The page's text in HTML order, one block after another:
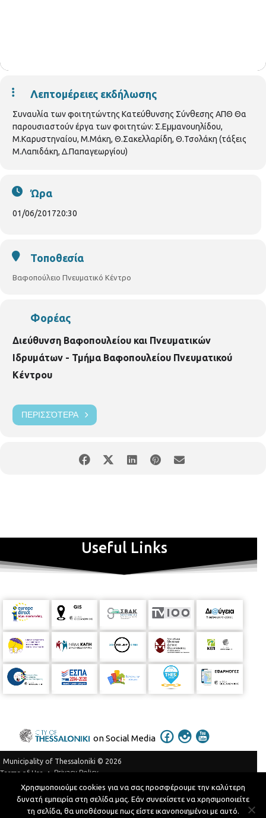
Λεπτομέρειες εκδήλωσης
Συναυλία των φοιτητώντης Κατεύθυνσης Σύνθεσης ΑΠΘ Θα
παρουσιαστούν έργα των φοιτητών: Σ.Εμμανουηλίδου,
Μ.Καρυστηναίου, Μ.Μάκη, Θ.Σακελλαρίδη, Θ.Τσολάκη (τάξεις
Μ.Λαπιδάκη, Δ.Παπαγεωργίου)
Ώρα
01/06/201720:30
Τοποθεσία
Βαφοπούλειο Πνευματικό Κέντρο
Φορέας
Διεύθυνση Βαφοπουλείου και Πνευματικών
Ιδρυμάτων - Τμήμα Βαφοπουλείου Πνευματικού
Κέντρου
ΠΕΡΙΣΣΌΤΕΡΑ
Useful Links
on Social Media
Municipality of Thessaloniki © 2026
Terms of Use
Privacy Policy
Telephone Catalog
Developed byMyCompany Projects
Χρησιμοποιούμε cookies για να σας προσφέρουμε την καλύτερη
δυνατή εμπειρία στη σελίδα μας. Εάν συνεχίσετε να χρησιμοποιείτε
τη σελίδα, θα υποθέσουμε πως είστε ικανοποιημένοι με αυτό.